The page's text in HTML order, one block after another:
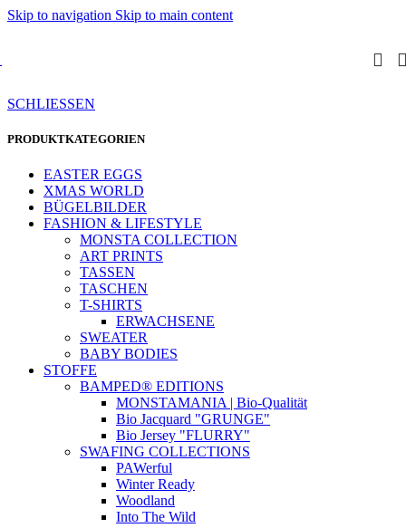
Skip to navigation Skip to main content
SCHLIESSEN
PRODUKTKATEGORIEN
EASTER EGGS
XMAS WORLD
BÜGELBILDER
FASHION & LIFESTYLE
MONSTA COLLECTION
ART PRINTS
TASSEN
TASCHEN
T-SHIRTS
ERWACHSENE
SWEATER
BABY BODIES
STOFFE
BAMPED® EDITIONS
MONSTAMANIA | Bio-Qualität
Bio Jacquard "GRUNGE"
Bio Jersey "FLURRY"
SWAFING COLLECTIONS
PAWerful
Winter Ready
Woodland
Into The Wild